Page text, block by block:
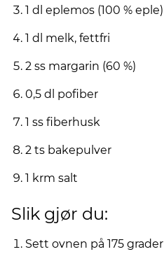
1 dl eplemos (100 % eple)
1 dl melk, fettfri
2 ss margarin (60 %)
0,5 dl pofiber
1 ss fiberhusk
2 ts bakepulver
1 krm salt
Slik gjør du:
Sett ovnen på 175 grader